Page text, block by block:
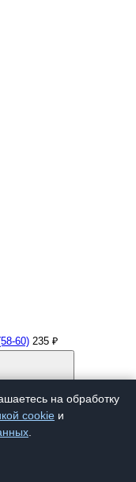
60) 235 ₽
на обработку
cookie и